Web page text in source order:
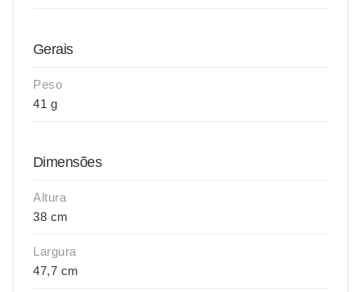
Gerais
Peso
41 g
Dimensões
Altura
38 cm
Largura
47,7 cm